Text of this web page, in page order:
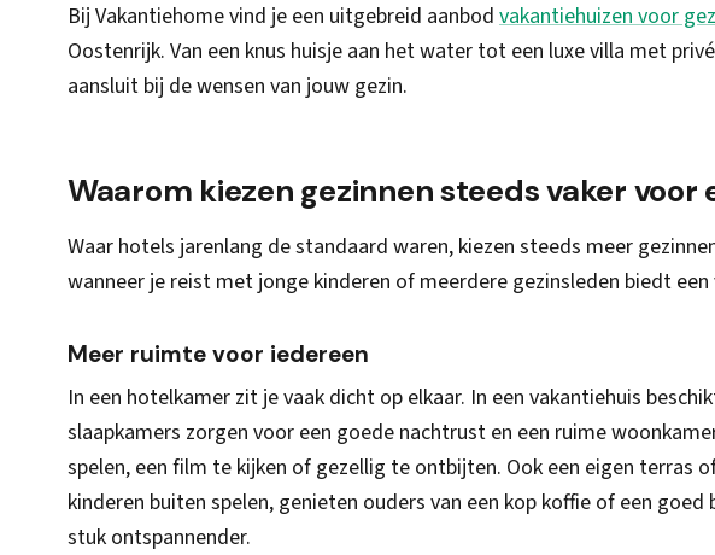
Bij Vakantiehome vind je een uitgebreid aanbod vakantiehuizen voor
Oostenrijk. Van een knus huisje aan het water tot een luxe villa met
aansluit bij de wensen van jouw gezin.
Waarom kiezen gezinnen steeds vaker voor
Waar hotels jarenlang de standaard waren, kiezen steeds meer
wanneer je reist met jonge kinderen of meerdere gezinsleden biedt
Meer ruimte voor iedereen
In een hotelkamer zit je vaak dicht op elkaar. In een vakantiehuis
slaapkamers zorgen voor een goede nachtrust en een ruime
spelen, een film te kijken of gezellig te ontbijten. Ook een eigen terras
kinderen buiten spelen, genieten ouders van een kop koffie of een
stuk ontspannender.